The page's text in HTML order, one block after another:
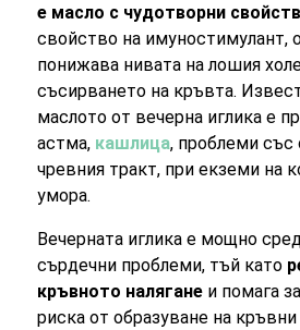
е масло с чудотворни
свойство на имуностимулант,
понижава нивата на лошия
съсирването на кръвта.
маслото от вечерна иглика е
астма, кашлица, проблеми
чревния тракт, при екземи на
умора.
Вечерната иглика е мощно
сърдечни проблеми, тъй като
кръвното налягане и помага
риска от образуване на